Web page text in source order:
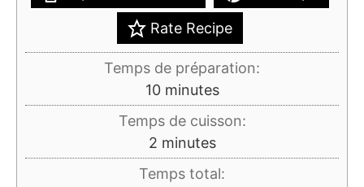
Rate Recipe
Temps de préparation:
10minutes
minutes
Temps de cuisson:
2minutes
minutes
Temps total: